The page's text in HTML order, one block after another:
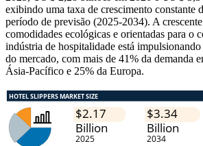
exibindo uma taxa de crescimento constante
período de previsão (2025-2034). A
comodidades ecológicas e orientadas para o
indústria de hospitalidade está impulsionando
do mercado, com mais de 41% da demanda
Ásia-Pacífico e 25% da Europa.